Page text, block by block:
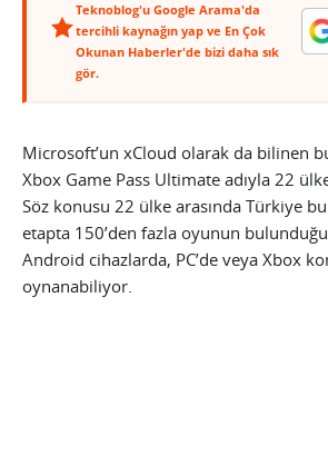
Teknoblog'u Google Arama'da
tercihli kaynağın yap ve En Çok
Okunan Haberler'de bizi daha sık
gör.
Microsoft’un xCloud olarak da bilinen
Xbox Game Pass Ultimate adıyla 22
Söz konusu 22 ülke arasında Türkiye
etapta 150’den fazla oyunun
Android cihazlarda, PC’de veya Xbox
oynanabiliyor.